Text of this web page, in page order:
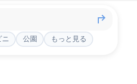
公園 もっと見る